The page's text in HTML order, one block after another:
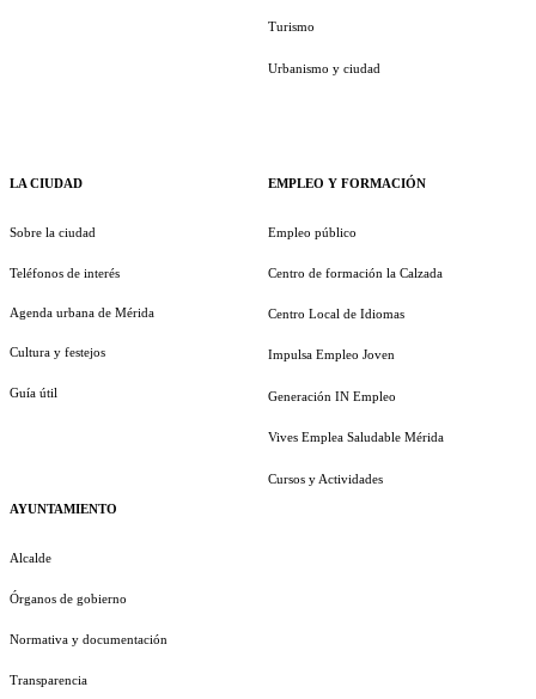
LA CIUDAD
Sobre la ciudad
Teléfonos de interés
Agenda urbana de Mérida
Cultura y festejos
Guía útil
AYUNTAMIENTO
Alcalde
Órganos de gobierno
Normativa y documentación
Transparencia
Turismo
Urbanismo y ciudad
EMPLEO Y FORMACIÓN
Empleo público
Centro de formación la Calzada
Centro Local de Idiomas
Impulsa Empleo Joven
Generación IN Empleo
Vives Emplea Saludable Mérida
Cursos y Actividades